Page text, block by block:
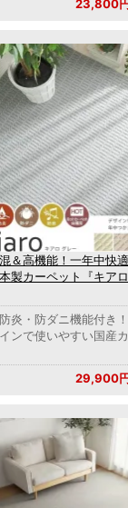
23,800
＆高機能！一年中快
製カーペット『キア
炎・防ダニ機能付き
ンで使いやすい国産
29,900